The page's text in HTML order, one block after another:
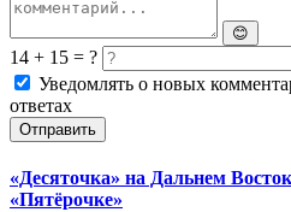
😊
14 + 15 = ?
Уведомлять о новых
ответах
Отправить
«Десяточка» на Дальнем
«Пятёрочке»